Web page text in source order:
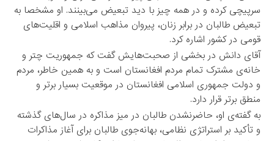
سرپیچی کرده و در همه چیز با دید تبعیض می‌بینند. او مشخصا به
تبعیض طالبان در برابر زنان، پیروان مذاهب اسلامی و اقلیت‌های
قومی در کشور اشاره کرد.
آقای دانش در بخشی از صحبت‌هایش گفت که جمهوریت چتر و
خانه‌ی مشترک تمام مردم افغانستان است و به همین خاطر، مردم
و دولت جمهوری اسلامی افغانستان در موقعیت بسیار برتر و
منطق برتر قرار دارد.
به گفته‌ی او، حاضرنشدن طالبان در میز مذاکره در سال‌های گذشته
و تأکید بر استراتژی نظامی، بهانه‌جوی طالبان برای آغاز مذاکرات